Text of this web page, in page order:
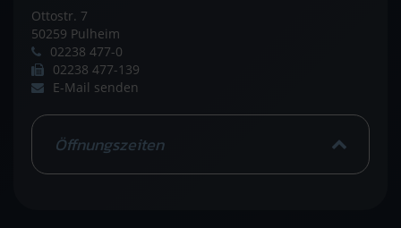
Ottostr. 7
50259 Pulheim
02238 477-0
02238 477-139
E-Mail senden
Öffnungszeiten